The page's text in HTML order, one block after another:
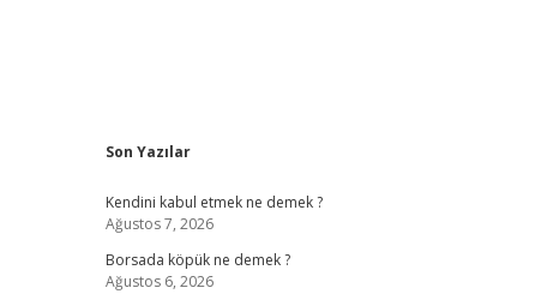
Sidebar
Son Yazılar
Kendini kabul etmek ne demek ?
Ağustos 7, 2026
Borsada köpük ne demek ?
Ağustos 6, 2026
hiltonbet giriş